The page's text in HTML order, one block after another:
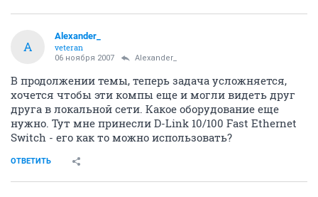
A
Alexander_
veteran
06 ноября 2007 Alexander_
В продолжении темы, теперь задача усложняется,
хочется чтобы эти компы еще и могли видеть друг
друга в локальной сети. Какое оборудование еще
нужно. Тут мне принесли D-Link 10/100 Fast Ethernet
Switch - его как то можно использовать?
ОТВЕТИТЬ